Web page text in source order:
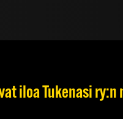
iloa Tukenasi